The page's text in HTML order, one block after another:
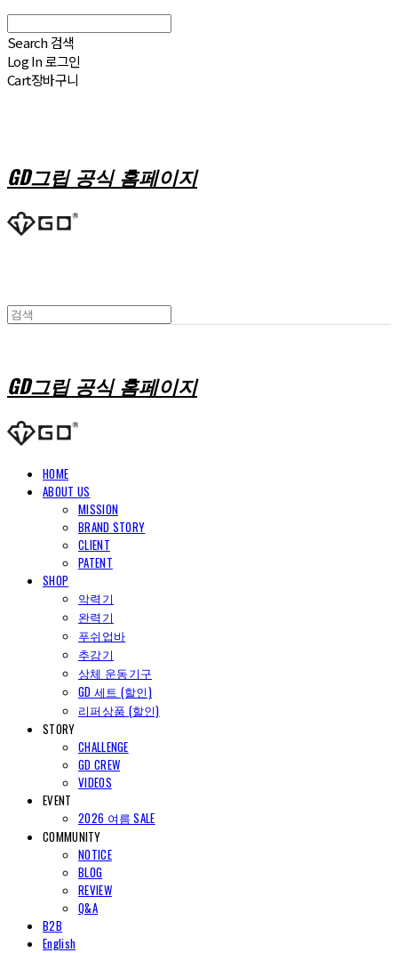
Search 검색
Log In로그인
Cart장바구니
GD그립 공식 홈페이지
GD그립 공식 홈페이지
HOME
ABOUT US
MISSION
BRAND STORY
CLIENT
PATENT
SHOP
악력기
완력기
푸쉬업바
추감기
상체 운동기구
GD 세트 (할인)
리퍼상품 (할인)
STORY
CHALLENGE
GD CREW
VIDEOS
EVENT
2026 여름 SALE
COMMUNITY
NOTICE
BLOG
REVIEW
Q&A
B2B
English